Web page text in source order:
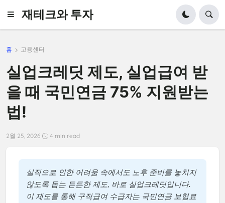
재테크와 투자
홈 고용센터
실업크레딧 제도, 실업급여 받
을 때 국민연금 75% 지원받는
법!
2월 25, 2026 4 min read
실직으로 인한 어려움 속에서도 노후 준비를 놓치지
않도록 돕는 든든한 제도, 바로 실업크레딧입니다.
이 제도를 통해 구직급여 수급자는 국민연금 보험료